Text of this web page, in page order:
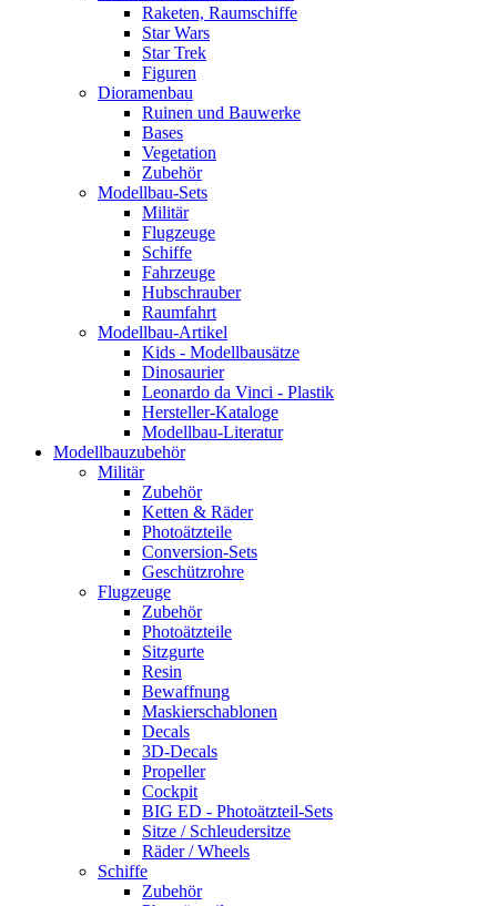
Raketen, Raumschiffe
Star Wars
Star Trek
Figuren
Dioramenbau
Ruinen und Bauwerke
Bases
Vegetation
Zubehör
Modellbau-Sets
Militär
Flugzeuge
Schiffe
Fahrzeuge
Hubschrauber
Raumfahrt
Modellbau-Artikel
Kids - Modellbausätze
Dinosaurier
Leonardo da Vinci - Plastik
Hersteller-Kataloge
Modellbau-Literatur
Modellbauzubehör
Militär
Zubehör
Ketten & Räder
Photoätzteile
Conversion-Sets
Geschützrohre
Flugzeuge
Zubehör
Photoätzteile
Sitzgurte
Resin
Bewaffnung
Maskierschablonen
Decals
3D-Decals
Propeller
Cockpit
BIG ED - Photoätzteil-Sets
Sitze / Schleudersitze
Räder / Wheels
Schiffe
Zubehör